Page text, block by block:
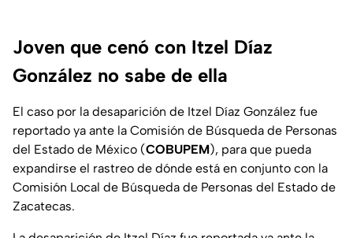
Joven que cenó con Itzel Díaz
González no sabe de ella
El caso por la desaparición de Itzel Díaz González fue
reportado ya ante la Comisión de Búsqueda de Personas
del Estado de México (COBUPEM), para que pueda
expandirse el rastreo de dónde está en conjunto con la
Comisión Local de Búsqueda de Personas del Estado de
Zacatecas.